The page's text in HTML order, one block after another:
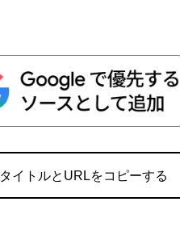
タイトルとURLをコピーする